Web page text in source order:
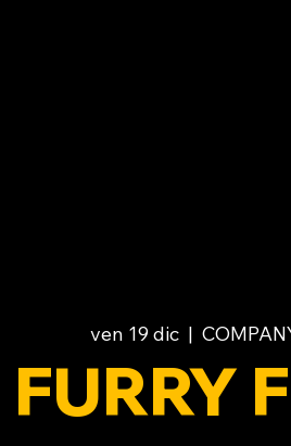
ven 19 dic
  |
FURRY